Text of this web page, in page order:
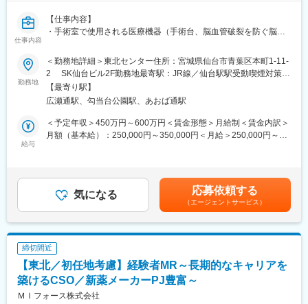
変更の範囲：会社の定める業務
■ 丁寧な研修・支援体制
アップがかないます。
同期社員と一緒に集中的に研修を行い、その後配属先に応じた製
品研修を行います。
※配属入社後に確定予定／ご希望や適性を考慮し、1つ目のプロジ
ェクトは製薬・医療機器メーカーのいずれかに配属します。
配属後も知識とスキルアップのために様々な研修をご用意してい
ます。
また、在籍年数が増えると永年勤続報奨金や四半期一時金などの
手当もアップします。
志向性やその時の環境に応じて「特定の領域で専門性を高める」
「幅広い疾患をカバーできるオールラウンダーになる」「本社部
門（マネージャー、研修部門など）へのキャリアチェンジ」など
幅広いキャリアプランがあります。
また、弊社のマネージャーのほとんどは、MRからキャリアチェン
ジしたメンバーです。担当マネージャーが定期的に面談を行い、
仕事内容
【仕事内容】
・手術室で使用される医療機器（手術台、脳血管破裂を防ぐ脳動
先は、「病院」及び「代理店」がメインで、既存ルート営業を中
心とする深耕営業です。 病院は手術室を有する大学病院やエリ
アの基幹病院等が中心で、手術室・脳神経外科・整形外科などの
診療科が対象です。商流は直販ではなく、代理店を通して販売・
納品しますので、病院だけでなく「代理店」も主要な営業先で
す。
・既存取引先へのルート営業中心に、競合他社の入替獲得や特殊
ターから要望いただく製品の改良改善や開発についても営業の立
場で関わるなど、深みと広がりの持てる職務です。
宅・自動車・医薬医療機器卸・厨房機器・検査機・美容室商材
等）。先輩社員によるOJT、座学での勉強会やサービススタッフ
向けトレーニングルームでの実機実習を通じて、入社後に十分、
知識・スキルを獲得いただけますのでご安心ください。
・メーカー営業として、1県～1.5県を担当いただきます。各拠点
勤務地
＜勤務地詳細＞東北センター住所：宮城県仙台市青葉区本町1-11-
2 SK仙台ビル2F勤務地最寄駅：JR線／仙台駅駅受動喫煙対策：
屋内全面禁煙変更の範囲：会社の定める事業所
【最寄り駅】
広瀬通駅、勾当台公園駅、あおば通駅
給与
＜予定年収＞450万円～600万円＜賃金形態＞月給制＜賃金内訳＞
月額（基本給）：250,000円～350,000円＜月給＞250,000円～
上下する可能性があります。・業績加算賞与の制度があり、年収
は平均的な加算賞与を含みます・事務所内勤時の残業代は別途支
給賃金はあくまでも目安の金額であり、選考を通じて上下する可
能性があります。月給(月額)は固定手当を含めた表記です。
気になる 応募依頼する
（エージェントサービス）
締切間近
【東北／初任地考慮】経験者MR～長期的なキャリアを
築けるCSO／新薬メーカーPJ豊富～
ＭＩフォース株式会社